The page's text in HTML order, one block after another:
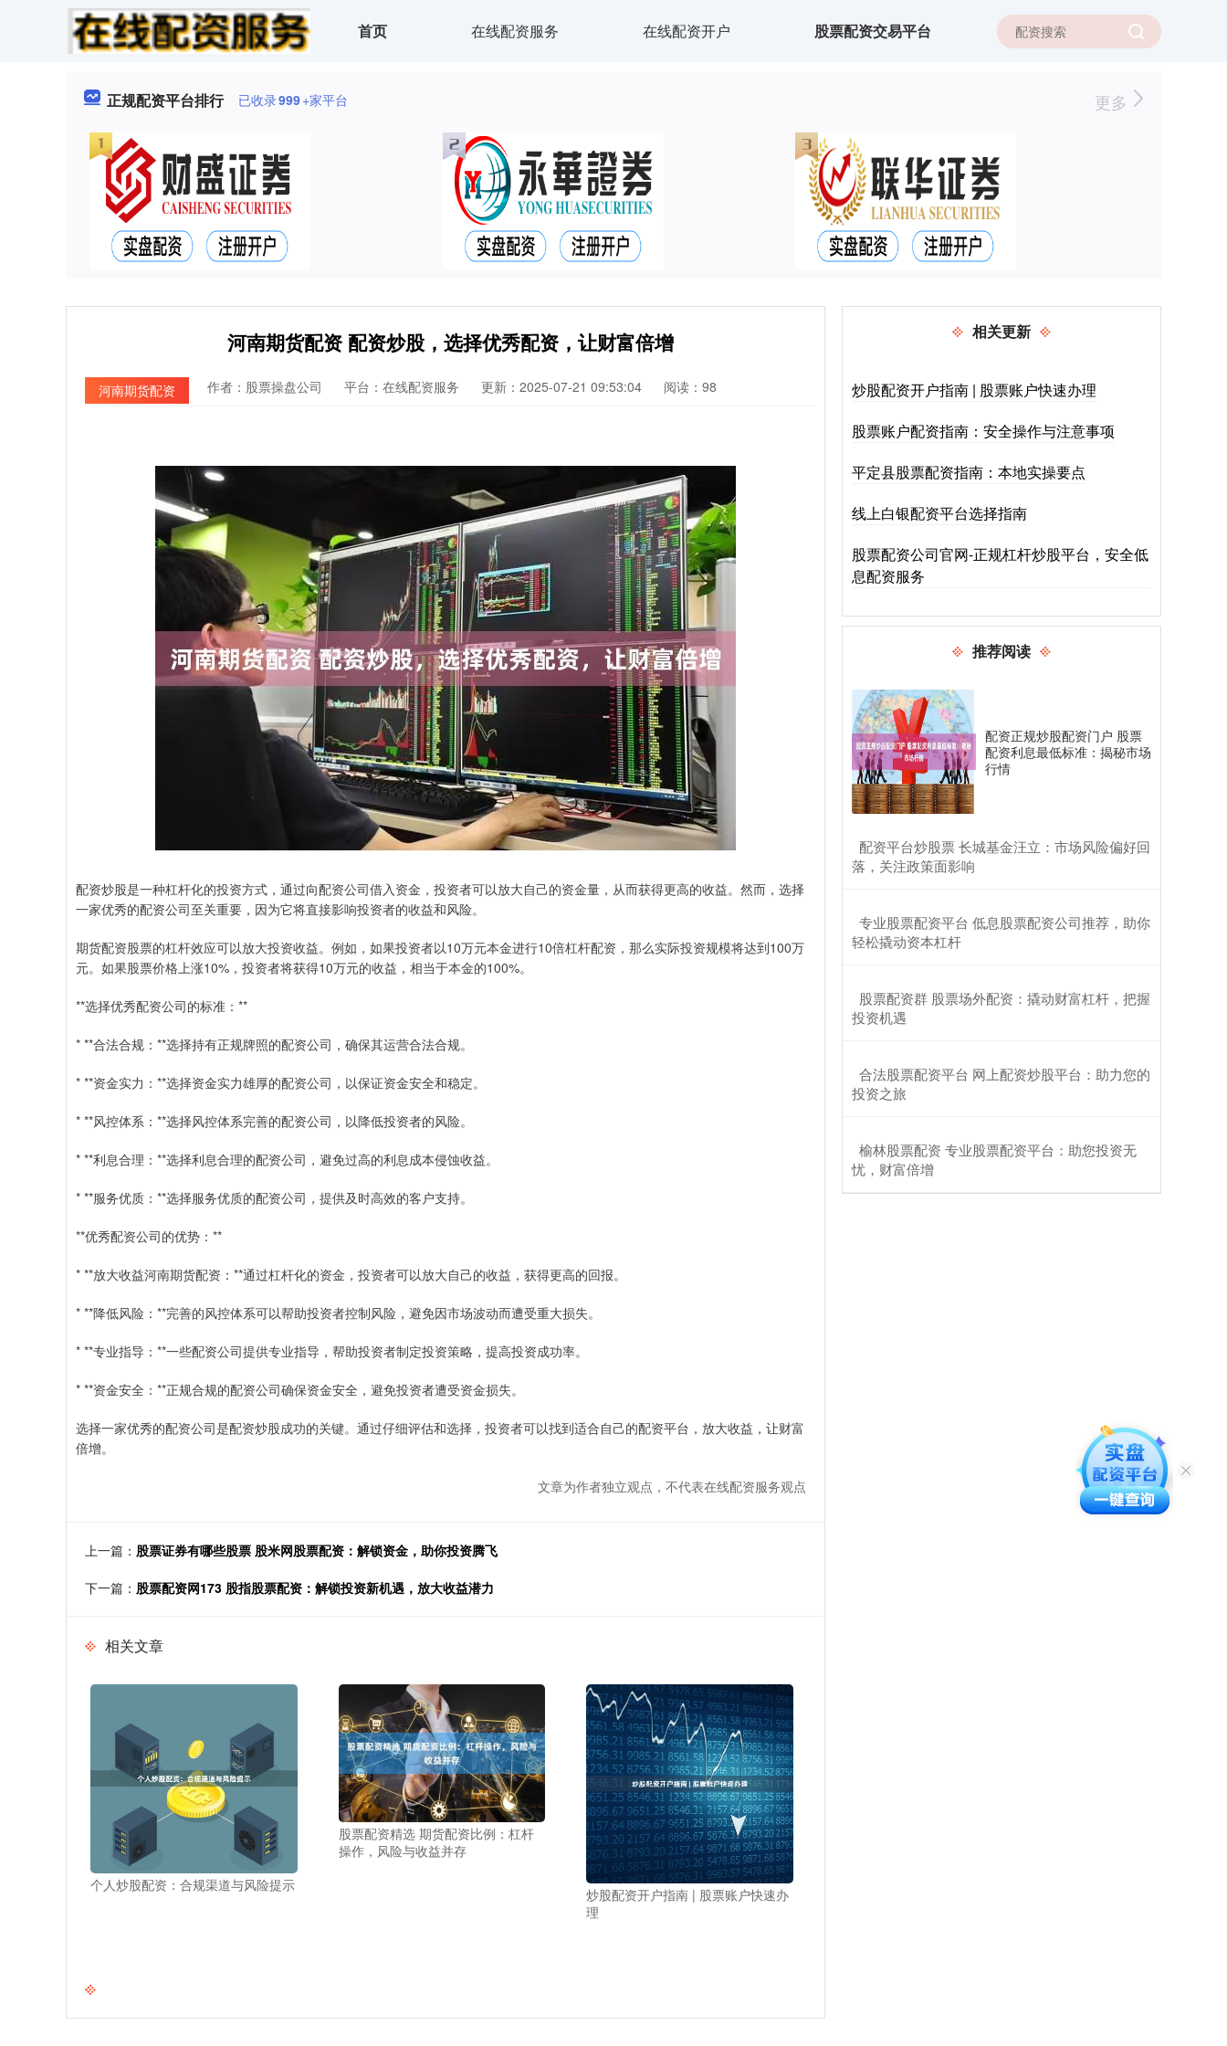
首页 在线配资服务 在线配资开户 股票配资交易平台
正规配资平台排行 已收录999+家平台 更多
河南期货配资 配资炒股，选择优秀配资，让财富倍增
河南期货配资 作者：股票操盘公司 平台：在线配资服务 更新：2025-07-21 09:53:04 阅读：98
配资炒股是一种杠杆化的投资方式，通过向配资公司借入资金，投资者可以放大自己的资金量，从而获得更高的收益。然而，选择
一家优秀的配资公司至关重要，因为它将直接影响投资者的收益和风险。
期货配资股票的杠杆效应可以放大投资收益。例如，如果投资者以10万元本金进行10倍杠杆配资，那么实际投资规模将达到100万
元。如果股票价格上涨10%，投资者将获得10万元的收益，相当于本金的100%。
**选择优秀配资公司的标准：**
* **合法合规：**选择持有正规牌照的配资公司，确保其运营合法合规。
* **资金实力：**选择资金实力雄厚的配资公司，以保证资金安全和稳定。
* **风控体系：**选择风控体系完善的配资公司，以降低投资者的风险。
* **利息合理：**选择利息合理的配资公司，避免过高的利息成本侵蚀收益。
* **服务优质：**选择服务优质的配资公司，提供及时高效的客户支持。
**优秀配资公司的优势：**
* **放大收益河南期货配资：**通过杠杆化的资金，投资者可以放大自己的收益，获得更高的回报。
* **降低风险：**完善的风控体系可以帮助投资者控制风险，避免因市场波动而遭受重大损失。
* **专业指导：**一些配资公司提供专业指导，帮助投资者制定投资策略，提高投资成功率。
* **资金安全：**正规合规的配资公司确保资金安全，避免投资者遭受资金损失。
选择一家优秀的配资公司是配资炒股成功的关键。通过仔细评估和选择，投资者可以找到适合自己的配资平台，放大收益，让财富
倍增。
文章为作者独立观点，不代表在线配资服务观点
上一篇： 股票证券有哪些股票 股米网股票配资：解锁资金，助你投资腾飞
下一篇： 股票配资网173 股指股票配资：解锁投资新机遇，放大收益潜力
相关文章
个人炒股配资：合规渠道与风险提示
股票配资精选 期货配资比例：杠杆
操作，风险与收益并存
炒股配资开户指南 | 股票账户快速办
理
相关更新
炒股配资开户指南 | 股票账户快速办理
股票账户配资指南：安全操作与注意事项
平定县股票配资指南：本地实操要点
线上白银配资平台选择指南
股票配资公司官网-正规杠杆炒股平台，安全低
息配资服务
推荐阅读
配资正规炒股配资门户 股票
配资利息最低标准：揭秘市场
行情
​配资平台炒股票 长城基金汪立：市场风险偏好回
落，关注政策面影响
​专业股票配资平台 低息股票配资公司推荐，助你
轻松撬动资本杠杆
​股票配资群 股票场外配资：撬动财富杠杆，把握
投资机遇
​合法股票配资平台 网上配资炒股平台：助力您的
投资之旅
​榆林股票配资 专业股票配资平台：助您投资无
忧，财富倍增